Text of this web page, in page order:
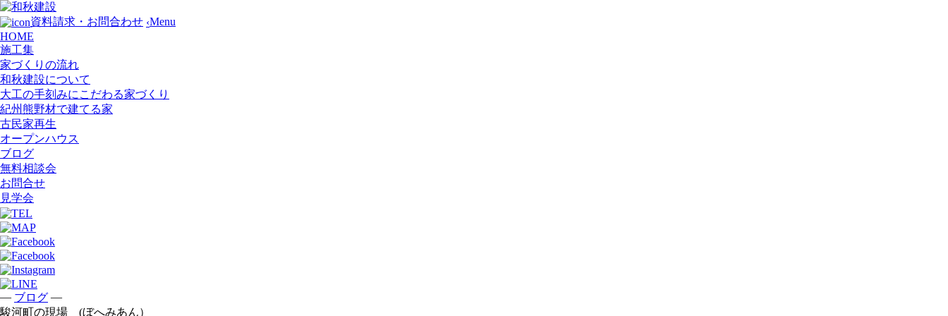
資料請求・お問合わせ ‹Menu
HOME
施工集
家づくりの流れ
和秋建設について
大工の手刻みにこだわる家づくり
紀州熊野材で建てる家
古民家再生
オープンハウス
ブログ
無料相談会
お問合せ
見学会
— ブログ —
駿河町の現場 (ぼへみあん）